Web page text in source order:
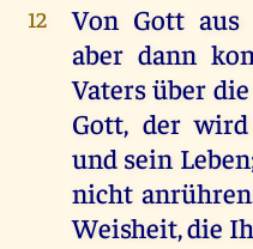
12
Von Gott aus
aber dann
Vaters über
Gott, der
und sein
nicht
Weisheit, die